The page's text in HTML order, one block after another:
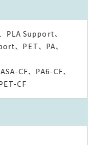
PLA Support、
、PET、PA、
CF、PA6-CF、
CF